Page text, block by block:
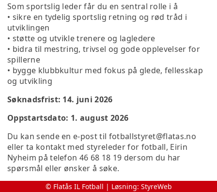
Som sportslig leder får du en sentral rolle i å
• sikre en tydelig sportslig retning og rød tråd i
utviklingen
• støtte og utvikle trenere og lagledere
• bidra til mestring, trivsel og gode opplevelser for
spillerne
• bygge klubbkultur med fokus på glede, fellesskap
og utvikling
Søknadsfrist: 14. juni 2026
Oppstartsdato: 1. august 2026
Du kan sende en e-post til fotballstyret@flatas.no
eller ta kontakt med styreleder for fotball, Eirin
Nyheim på telefon 46 68 18 19 dersom du har
spørsmål eller ønsker å søke.
© Flatås IL Fotball | Løsning: StyreWeb